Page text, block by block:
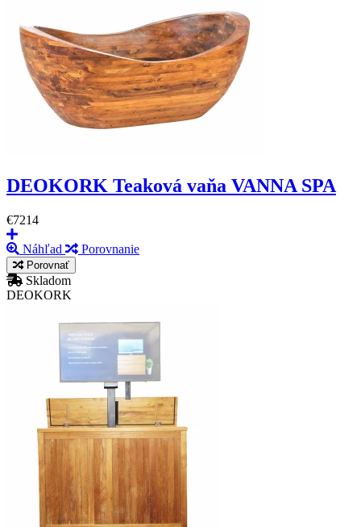
DEOKORK Teaková vaňa VANNA SPA
€7214
Náhľad Porovnanie
Porovnať
Skladom
DEOKORK